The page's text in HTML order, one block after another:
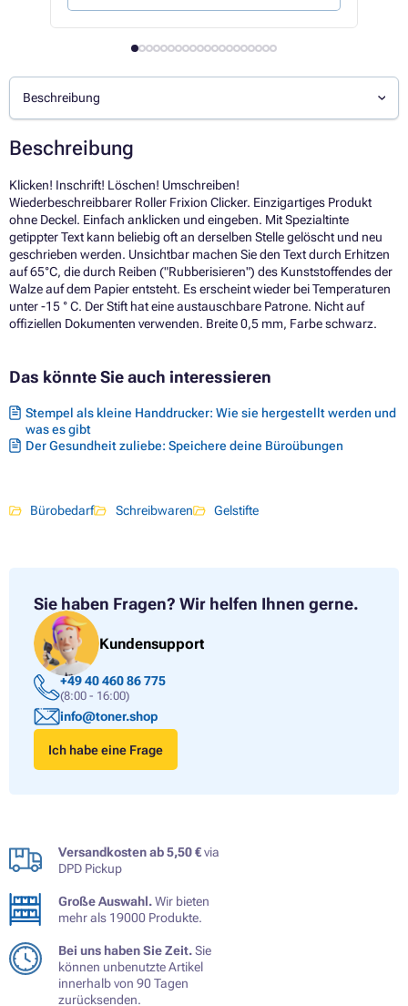
Beschreibung
Beschreibung
Klicken! Inschrift! Löschen! Umschreiben!
Wiederbeschreibbarer Roller Frixion Clicker. Einzigartiges Produkt
ohne Deckel. Einfach anklicken und eingeben. Mit Spezialtinte
getippter Text kann beliebig oft an derselben Stelle gelöscht und neu
geschrieben werden. Unsichtbar machen Sie den Text durch Erhitzen
auf 65°C, die durch Reiben ("Rubberisieren") des Kunststoffendes der
Walze auf dem Papier entsteht. Es erscheint wieder bei Temperaturen
unter -15 ° C. Der Stift hat eine austauschbare Patrone. Nicht auf
offiziellen Dokumenten verwenden. Breite 0,5 mm, Farbe schwarz.
Das könnte Sie auch interessieren
Stempel als kleine Handdrucker: Wie sie hergestellt werden und
was es gibt
Der Gesundheit zuliebe: Speichere deine Büroübungen
Bürobedarf Schreibwaren Gelstifte
Sie haben Fragen? Wir helfen Ihnen gerne.
Kundensupport
+49 40 460 86 775
(8:00 - 16:00)
info@toner.shop
Ich habe eine Frage
Versandkosten ab 5,50 €via
DPD Pickup
Große Auswahl.Wir bieten
mehr als 19000 Produkte.
Bei uns haben Sie Zeit.Sie
können unbenutzte Artikel
innerhalb von 90 Tagen
zurücksenden.